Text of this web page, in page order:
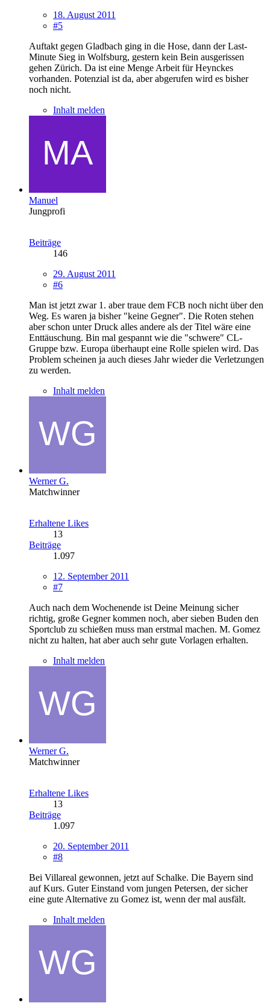
18. August 2011
#5
Auftakt gegen Gladbach ging in die Hose, dann der Last-
Minute Sieg in Wolfsburg, gestern kein Bein ausgerissen
gehen Zürich. Da ist eine Menge Arbeit für Heynckes
vorhanden. Potenzial ist da, aber abgerufen wird es bisher
noch nicht.
Inhalt melden
Manuel
Jungprofi
Beiträge
146
29. August 2011
#6
Man ist jetzt zwar 1. aber traue dem FCB noch nicht über den
Weg. Es waren ja bisher "keine Gegner". Die Roten stehen
aber schon unter Druck alles andere als der Titel wäre eine
Enttäuschung. Bin mal gespannt wie die "schwere" CL-
Gruppe bzw. Europa überhaupt eine Rolle spielen wird. Das
Problem scheinen ja auch dieses Jahr wieder die Verletzungen
zu werden.
Inhalt melden
Werner G.
Matchwinner
Erhaltene Likes
13
Beiträge
1.097
12. September 2011
#7
Auch nach dem Wochenende ist Deine Meinung sicher
richtig, große Gegner kommen noch, aber sieben Buden den
Sportclub zu schießen muss man erstmal machen. M. Gomez
nicht zu halten, hat aber auch sehr gute Vorlagen erhalten.
Inhalt melden
Werner G.
Matchwinner
Erhaltene Likes
13
Beiträge
1.097
20. September 2011
#8
Bei Villareal gewonnen, jetzt auf Schalke. Die Bayern sind
auf Kurs. Guter Einstand vom jungen Petersen, der sicher
eine gute Alternative zu Gomez ist, wenn der mal ausfält.
Inhalt melden